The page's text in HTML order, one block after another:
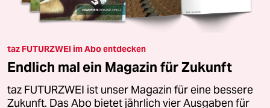
taz FUTURZWEI im Abo entdecken
Endlich mal ein Magazin für Zukunft
taz FUTURZWEI ist unser Magazin für eine bessere
Zukunft. Das Abo bietet jährlich vier Ausgaben für